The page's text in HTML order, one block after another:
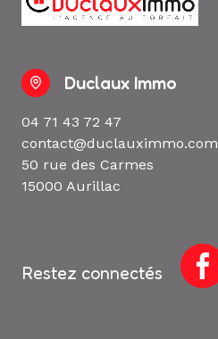
Duclaux Immo
04 71 43 72 47
contact@duclauximmo.com
50 rue des Carmes
15000 Aurillac
Restez connectés